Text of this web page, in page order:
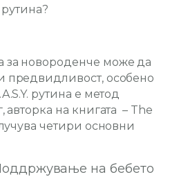
за новороденче може да
предвидливост, особено
рутина е метод
авторка на книгата – The
четири основни
на бебето